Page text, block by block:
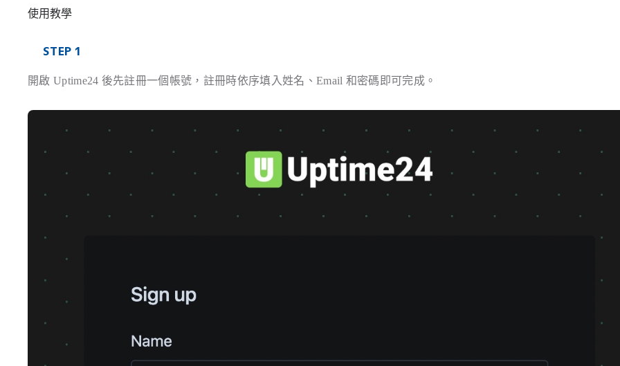
使用教學
STEP 1
開啟 Uptime24 後先註冊一個帳號，註冊時依序填入姓名、Email 和密碼即可完成。